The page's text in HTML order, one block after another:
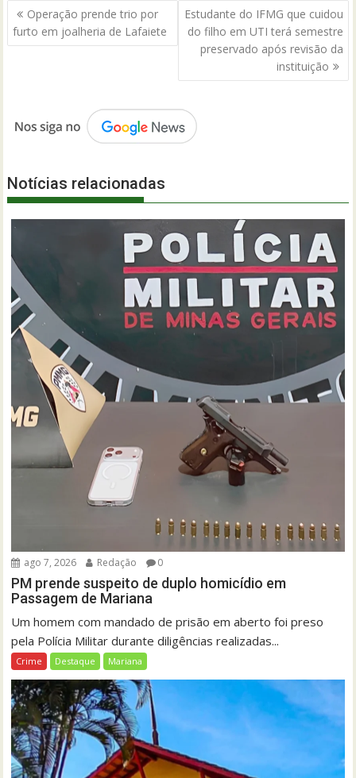
Navegação
de
Post
Operação prende trio por
furto em joalheria de Lafaiete
Estudante do IFMG que cuidou
do filho em UTI terá semestre
preservado após revisão da
instituição
Notícias relacionadas
ago 7, 2026 Redação 0
PM prende suspeito de duplo homicídio em
Passagem de Mariana
Um homem com mandado de prisão em aberto foi preso
pela Polícia Militar durante diligências realizadas...
Crime Destaque Mariana